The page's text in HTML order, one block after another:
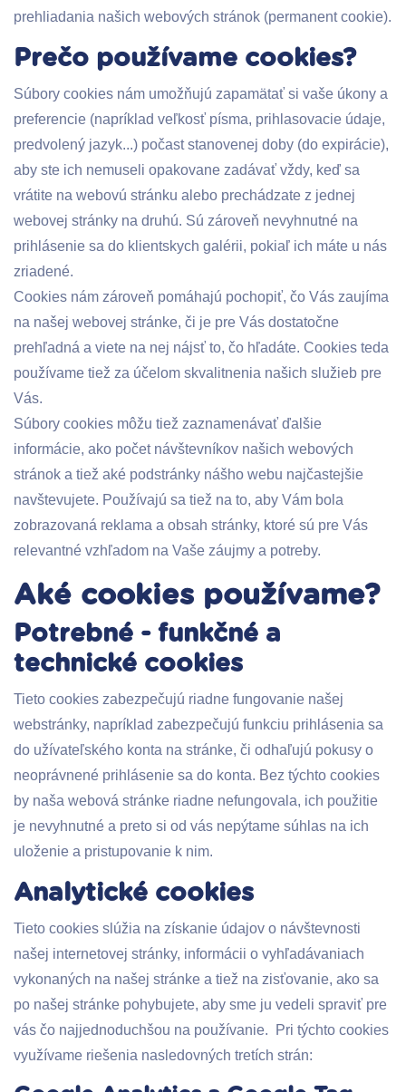
prehliadania našich webových stránok (permanent cookie).
Prečo používame cookies?
Súbory cookies nám umožňujú zapamätať si vaše úkony a
preferencie (napríklad veľkosť písma, prihlasovacie údaje,
predvolený jazyk...) počast stanovenej doby (do expirácie),
aby ste ich nemuseli opakovane zadávať vždy, keď sa
vrátite na webovú stránku alebo prechádzate z jednej
webovej stránky na druhú. Sú zároveň nevyhnutné na
prihlásenie sa do klientskych galérii, pokiaľ ich máte u nás
zriadené.
Cookies nám zároveň pomáhajú pochopiť, čo Vás zaujíma
na našej webovej stránke, či je pre Vás dostatočne
prehľadná a viete na nej nájsť to, čo hľadáte. Cookies teda
používame tiež za účelom skvalitnenia našich služieb pre
Vás.
Súbory cookies môžu tiež zaznamenávať ďalšie
informácie, ako počet návštevníkov našich webových
stránok a tiež aké podstránky nášho webu najčastejšie
navštevujete. Používajú sa tiež na to, aby Vám bola
zobrazovaná reklama a obsah stránky, ktoré sú pre Vás
relevantné vzhľadom na Vaše záujmy a potreby.
Aké cookies používame?
Potrebné - funkčné a
technické cookies
Tieto cookies zabezpečujú riadne fungovanie našej
webstránky, napríklad zabezpečujú funkciu prihlásenia sa
do užívateľského konta na stránke, či odhaľujú pokusy o
neoprávnené prihlásenie sa do konta. Bez týchto cookies
by naša webová stránke riadne nefungovala, ich použitie
je nevyhnutné a preto si od vás nepýtame súhlas na ich
uloženie a pristupovanie k nim.
Analytické cookies
Tieto cookies slúžia na získanie údajov o návštevnosti
našej internetovej stránky, informácii o vyhľadávaniach
vykonaných na našej stránke a tiež na zisťovanie, ako sa
po našej stránke pohybujete, aby sme ju vedeli spraviť pre
vás čo najjednoduchšou na používanie. Pri týchto cookies
využívame riešenia nasledovných tretích strán: